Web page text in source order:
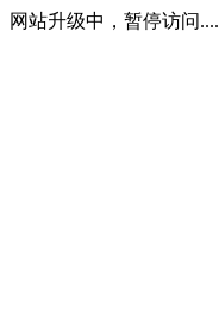
网站升级中，暂停访问....